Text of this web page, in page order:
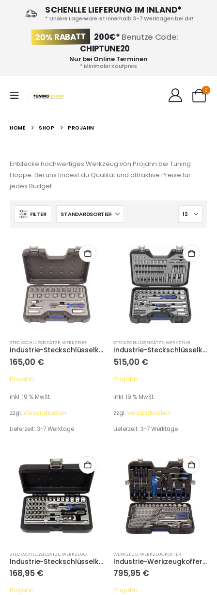
SCHENLLE LIEFERUNG IM INLAND*
* Unsere Lagerware ist innerhalb 3-7 Werktagen bei dir!
20% RABATT 200€* Benutze Code:
CHIPTUNE20
Nur bei Online Terminen
* Minimaler Kaufpreis
0
HOME SHOP PROJAHN
Entdecke hochwertiges Werkzeug von Projahn bei Tuning
Hoppe. Bei uns findest du Qualität und attraktive Preise für
jedes Budget.
FILTER
STECKSCHLÜSSELSÄTZE,WERKZEUG
Industrie-Steckschlüsselkoffer metrisch 6-kant 10 / 3/8″ 23-tlg.
165,00 €
Projahn
inkl. 19 % MwSt.
zzgl.Versandkosten
Lieferzeit: 3-7 Werktage
STECKSCHLÜSSELSÄTZE,WERKZEUG
Industrie-Steckschlüsselkoffer metrisch 6-kant 6,3 / 1/4″ + 12,5 / 1/2″ 91-tlg.
515,00 €
Projahn
inkl. 19 % MwSt.
zzgl.Versandkosten
Lieferzeit: 3-7 Werktage
STECKSCHLÜSSELSÄTZE,WERKZEUG
Industrie-Steckschlüsselkoffer metrisch 6-kant 6,3 / 1/4″ 40-tlg.
168,95 €
Projahn
WERKZEUG,WERKZEUGKOFFER
Industrie-Werkzeugkoffer Universal metrisch 6-kant 6,3 / 1/4″ + 10 / 3/8″ + 12,5 / 1/2″ 122-tlg.
795,95 €
Projahn